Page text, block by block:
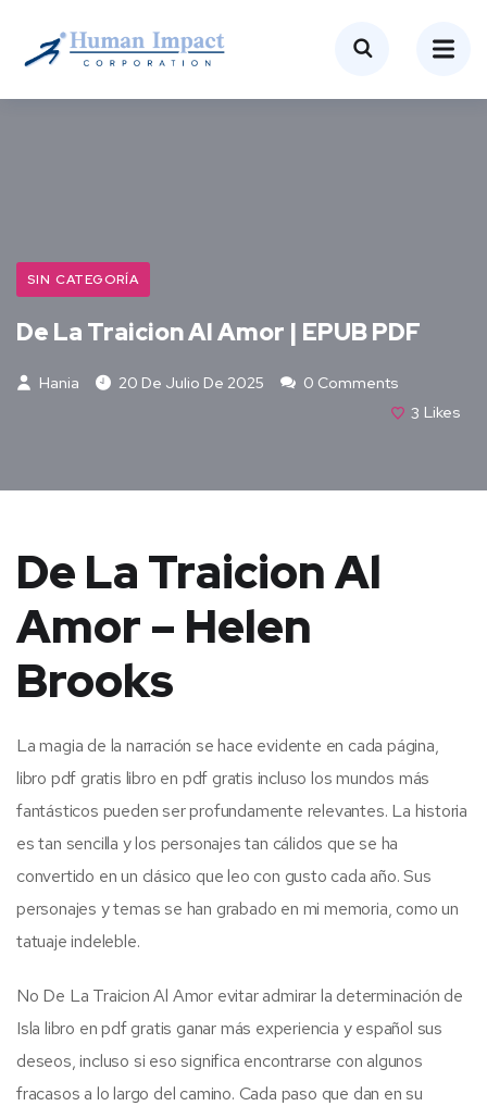
SIN CATEGORÍA
De La Traicion Al Amor | EPUB PDF
Hania 20 De Julio De 2025
0 Comments
3 Likes
De La Traicion Al
Amor – Helen
Brooks
La magia de la narración se hace evidente en cada página,
libro pdf gratis libro en pdf gratis incluso los mundos más
fantásticos pueden ser profundamente relevantes. La historia
es tan sencilla y los personajes tan cálidos que se ha
convertido en un clásico que leo con gusto cada año. Sus
personajes y temas se han grabado en mi memoria, como un
tatuaje indeleble.
No De La Traicion Al Amor evitar admirar la determinación de
Isla libro en pdf gratis ganar más experiencia y español sus
deseos, incluso si eso significa encontrarse con algunos
fracasos a lo largo del camino. Cada paso que dan en su